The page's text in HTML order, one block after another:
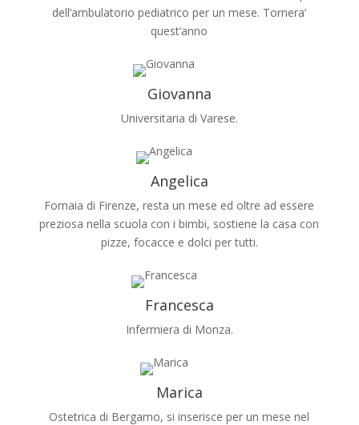
dell’ambulatorio pediatrico per un mese. Tornera’
quest’anno
Giovanna
Universitaria di Varese.
Angelica
Fornaia di Firenze, resta un mese ed oltre ad essere
preziosa nella scuola con i bimbi, sostiene la casa con
pizze, focacce e dolci per tutti.
Francesca
Infermiera di Monza.
Marica
Ostetrica di Bergamo, si inserisce per un mese nel